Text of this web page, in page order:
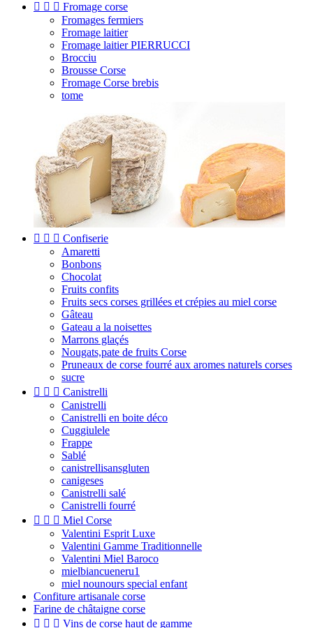
   Fromage corse
Fromages fermiers
Fromage laitier
Fromage laitier PIERRUCCI
Brocciu
Brousse Corse
Fromage Corse brebis
tome
   Confiserie
Amaretti
Bonbons
Chocolat
Fruits confits
Fruits secs corses grillées et crépies au miel corse
Gâteau
Gateau a la noisettes
Marrons glaçés
Nougats,pate de fruits Corse
Pruneaux de corse fourré aux aromes naturels corses
sucre
   Canistrelli
Canistrelli
Canistrelli en boite déco
Cuggiulele
Frappe
Sablé
canistrellisansgluten
canigeses
Canistrelli salé
Canistrelli fourré
   Miel Corse
Valentini Esprit Luxe
Valentini Gamme Traditionnelle
Valentini Miel Baroco
mielbiancueneru1
miel nounours special enfant
Confiture artisanale corse
Farine de châtaigne corse
   Vins de corse haut de gamme